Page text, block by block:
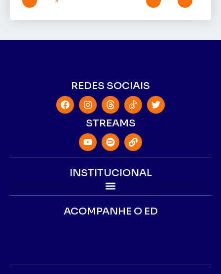
REDES SOCIAIS
STREAMS
INSTITUCIONAL
ACOMPANHE O ED